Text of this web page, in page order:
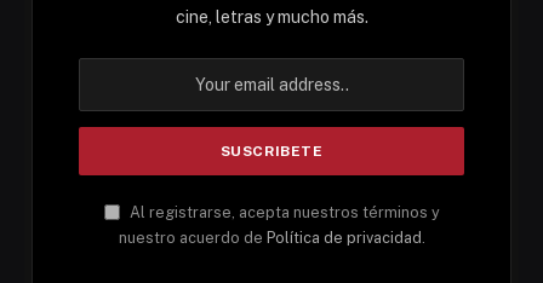
cine, letras y mucho más.
Al registrarse, acepta nuestros términos y
nuestro acuerdo de Política de privacidad